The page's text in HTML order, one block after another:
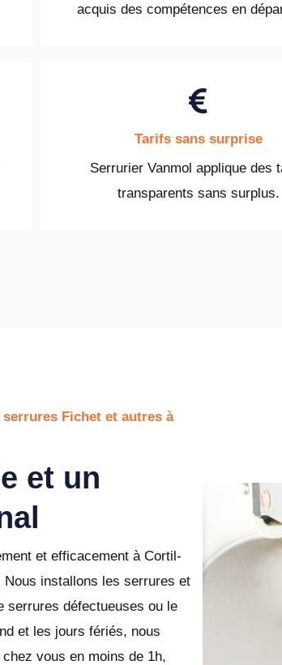
acquis des compétences en
Tarifs sans surprise
Serrurier Vanmol applique des
transparents sans surplus.
Fichet et autres à
et un
et efficacement à Cortil-
installons les serrures et
serrures défectueuses ou le
et les jours fériés, nous
vous en moins de 1h,